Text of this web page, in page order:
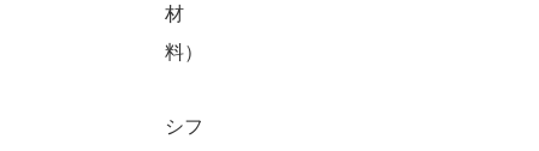
材
料）
シフ